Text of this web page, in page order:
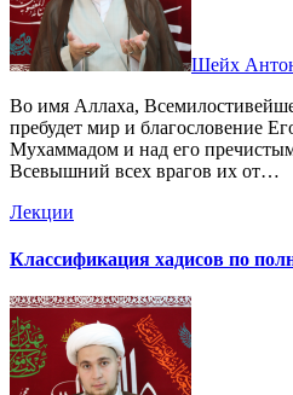
Шейх
Во имя Аллаха, Всемилостивейшего и Милосердного! И да
пребудет мир и благословение
Мухаммадом и над его
Всевышний всех врагов их от…
Лекции
Классификация хадисов по